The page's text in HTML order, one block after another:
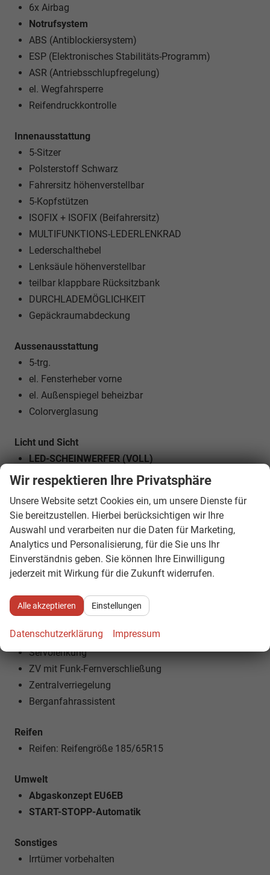
6x Airbag
Notrufsystem
ABS (Antiblockiersystem)
ESP (Elektronisches Stabilitäts-Programm)
ASR (Antriebsschlupfregelung)
el. Wegfahrsperre
Reifendruckkontrolle
Innenausstattung
5-Sitzer
Polsterstoff Schwarz
Fahrersitz höhenverstellbar
5-Kopfstützen
ISOFIX + ISOFIX (Beifahrersitz)
MULTIFUNKTIONS-LEDERLENKRAD
Lederschalthebel
Lenksäule höhenverstellbar
teilbar klappbare Rücksitzbank
DURCHLADEMÖGLICHKEIT
Gepäckraumabdeckung
Aussenausstattung
5-trg.
el. Fensterheber vorne
el. Außenspiegel beheizbar
Colorverglasung
Licht und Sicht
LED-SCHEINWERFER (VOLL)
LED-Tagfahrlicht
LED-Heckleuchten
Lichtautomatik
Coming-Home-Funktion
Leaving-Home-Funktion
NEBELSCHEINWERFER
5-Gang-Schaltgetriebe
Bordcomputer
Außentemperaturanzeige
Servolenkung
ZV mit Funk-Fernverschließung
Zentralverriegelung
Berganfahrassistent
Reifen
Reifen: Reifengröße 185/65R15
Umwelt
Abgaskonzept EU6EB
START-STOPP-Automatik
Sonstiges
Irrtümer vorbehalten
Wir respektieren Ihre Privatsphäre
Unsere Website setzt Cookies ein, um unsere Dienste für
Sie bereitzustellen. Hierbei berücksichtigen wir Ihre
Auswahl und verarbeiten nur die Daten für Marketing,
Analytics und Personalisierung, für die Sie uns Ihr
Einverständnis geben. Sie können Ihre Einwilligung
jederzeit mit Wirkung für die Zukunft widerrufen.
Alle akzeptieren Einstellungen
Datenschutzerklärung Impressum